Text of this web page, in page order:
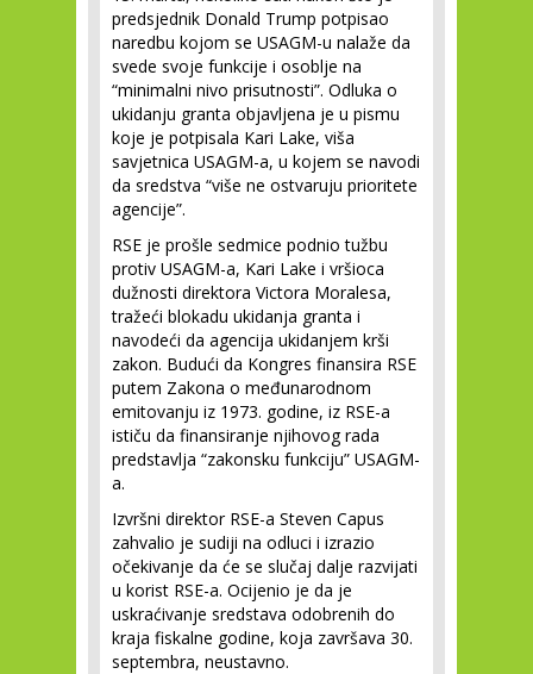
predsjednik Donald Trump potpisao
naredbu kojom se USAGM-u nalaže da
svede svoje funkcije i osoblje na
“minimalni nivo prisutnosti”. Odluka o
ukidanju granta objavljena je u pismu
koje je potpisala Kari Lake, viša
savjetnica USAGM-a, u kojem se navodi
da sredstva “više ne ostvaruju prioritete
agencije”.
RSE je prošle sedmice podnio tužbu
protiv USAGM-a, Kari Lake i vršioca
dužnosti direktora Victora Moralesa,
tražeći blokadu ukidanja granta i
navodeći da agencija ukidanjem krši
zakon. Budući da Kongres finansira RSE
putem Zakona o međunarodnom
emitovanju iz 1973. godine, iz RSE-a
ističu da finansiranje njihovog rada
predstavlja “zakonsku funkciju” USAGM-
a.
Izvršni direktor RSE-a Steven Capus
zahvalio je sudiji na odluci i izrazio
očekivanje da će se slučaj dalje razvijati
u korist RSE-a. Ocijenio je da je
uskraćivanje sredstava odobrenih do
kraja fiskalne godine, koja završava 30.
septembra, neustavno.